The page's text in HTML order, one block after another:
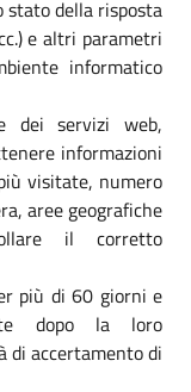
stato della risposta
e altri parametri
informatico
dei servizi web,
informazioni
visitate, numero
aree geografiche
il corretto
più di 60 giorni e
dopo la loro
di accertamento di